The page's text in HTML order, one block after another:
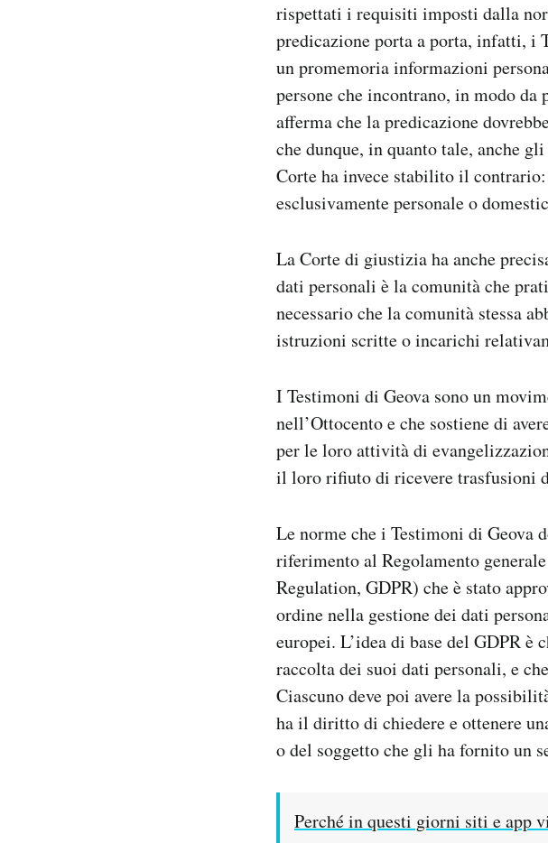
rispettati i requisiti imposti dalla
predicazione porta a porta, infatti, i
un promemoria informazioni
persone che incontrano, in modo
afferma che la predicazione
che dunque, in quanto tale, anche
Corte ha invece stabilito il
esclusivamente personale o
La Corte di giustizia ha anche
dati personali è la comunità che
necessario che la comunità stessa
istruzioni scritte o incarichi
I Testimoni di Geova sono un
nell’Ottocento e che sostiene di
per le loro attività di
il loro rifiuto di ricevere trasfusioni
Le norme che i Testimoni di Geova
riferimento al Regolamento
Regulation, GDPR) che è stato
ordine nella gestione dei dati
europei. L’idea di base del GDPR è
raccolta dei suoi dati personali, e
Ciascuno deve poi avere la
ha il diritto di chiedere e ottenere
o del soggetto che gli ha fornito un
Perché in questi giorni siti e app